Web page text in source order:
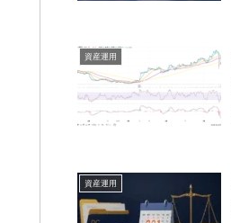
資産運用
資産運用